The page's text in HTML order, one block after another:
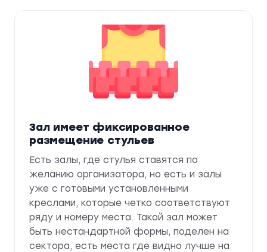
Зал имеет фиксированное
размещение стульев
Есть залы, где стулья ставятся по
желанию организатора, но есть и залы
уже с готовыми установленными
креслами, которые четко соответствуют
ряду и номеру места. Такой зал может
быть нестандартной формы, поделен на
сектора, есть места где видно лучше на